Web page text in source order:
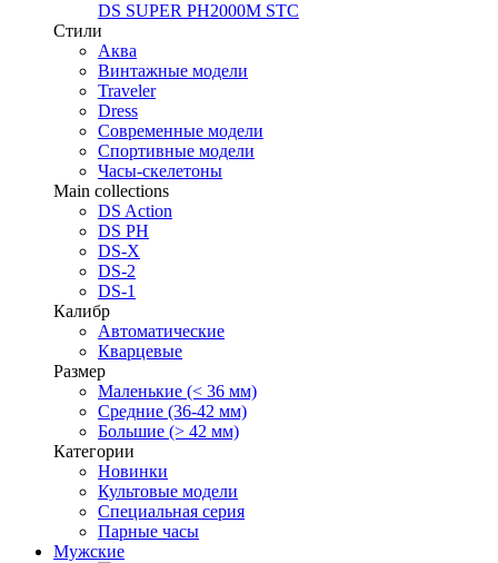
DS SUPER PH2000M STC
Стили
Аква
Винтажные модели
Traveler
Dress
Современные модели
Спортивные модели
Часы-скелетоны
Main collections
DS Action
DS PH
DS-X
DS-2
DS-1
Калибр
Автоматические
Кварцевые
Размер
Маленькие (< 36 мм)
Средние (36-42 мм)
Большие (> 42 мм)
Категории
Новинки
Культовые модели
Специальная серия
Парные часы
Мужские